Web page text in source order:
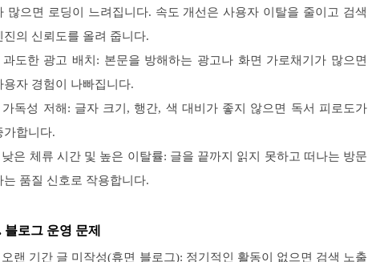
많으면 로딩이 느려집니다. 속도 개선은 사용자 이탈을 줄이고 검색
진의 신뢰도를 올려 줍니다.
과도한 광고 배치: 본문을 방해하는 광고나 화면 가로채기가 많으면
용자 경험이 나빠집니다.
가독성 저해: 글자 크기, 행간, 색 대비가 좋지 않으면 독서 피로도가
가합니다.
은 체류 시간 및 높은 이탈률: 글을 끝까지 읽지 못하고 떠나는 방문
는 품질 신호로 작용합니다.
블로그 운영 문제
랜 기간 글 미작성(휴면 블로그): 정기적인 활동이 없으면 검색 노출